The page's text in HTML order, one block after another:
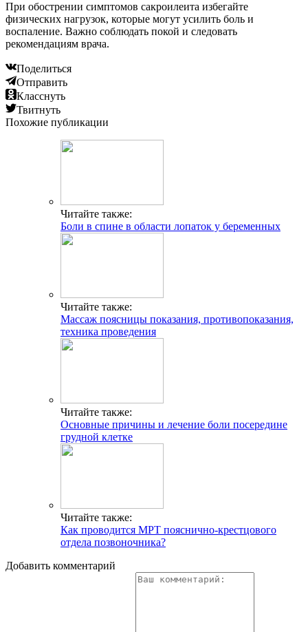
При обострении симптомов сакроилеита избегайте
физических нагрузок, которые могут усилить боль и
воспаление. Важно соблюдать покой и следовать
рекомендациям врача.
Поделиться
Отправить
Класснуть
Твитнуть
Похожие публикации
Читайте также:
Боли в спине в области лопаток у беременных
Читайте также:
Массаж поясницы показания, противопоказания,
техника проведения
Читайте также:
Основные причины и лечение боли посередине
грудной клетке
Читайте также:
Как проводится МРТ пояснично-крестцового
отдела позвоночника?
Добавить комментарий